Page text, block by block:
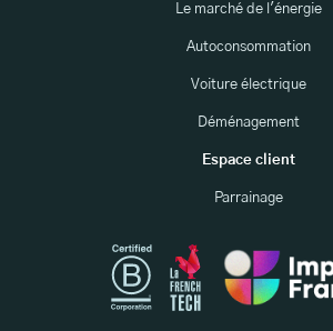
Le marché de l'énergie
Autoconsommation
Voiture électrique
Déménagement
Espace client
Parrainage